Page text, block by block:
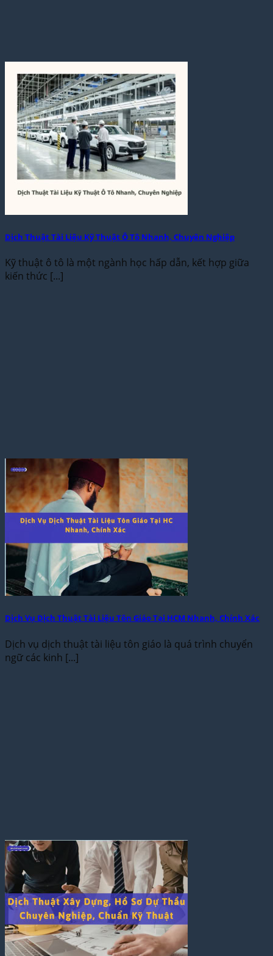
Dịch Thuật Tài Liệu Kỹ Thuật Ô Tô Nhanh, Chuyên Nghiệp
Kỹ thuật ô tô là một ngành học hấp dẫn, kết hợp giữa
kiến thức [...]
Dịch Vụ Dịch Thuật Tài Liệu Tôn Giáo Tại HCM Nhanh, Chính Xác
Dịch vụ dịch thuật tài liệu tôn giáo là quá trình chuyển
ngữ các kinh [...]